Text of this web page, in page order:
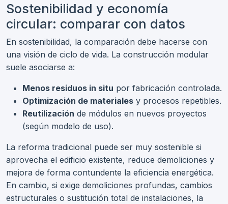
Sostenibilidad y economía
circular: comparar con datos
En sostenibilidad, la comparación debe hacerse con
una visión de ciclo de vida. La construcción modular
suele asociarse a:
Menos residuos in situ por fabricación controlada.
Optimización de materiales y procesos repetibles.
Reutilización de módulos en nuevos proyectos
(según modelo de uso).
La reforma tradicional puede ser muy sostenible si
aprovecha el edificio existente, reduce demoliciones y
mejora de forma contundente la eficiencia energética.
En cambio, si exige demoliciones profundas, cambios
estructurales o sustitución total de instalaciones, la